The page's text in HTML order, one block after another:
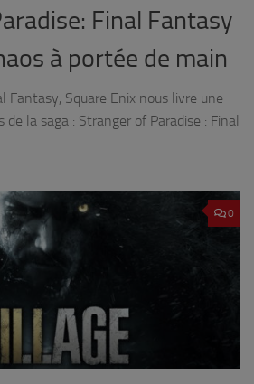
Final Fantasy
à portée de main
Fantasy, Square Enix nous livre une
de la saga : Stranger of Paradise : Final
0